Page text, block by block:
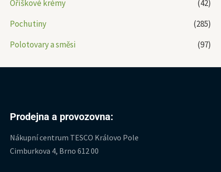
Oříškové krémy
(42)
Pochutiny
(285)
Polotovary a směsi
(97)
Prodejna a provozovna:
Nákupní centrum TESCO Královo Pole
Cimburkova 4, Brno 612 00